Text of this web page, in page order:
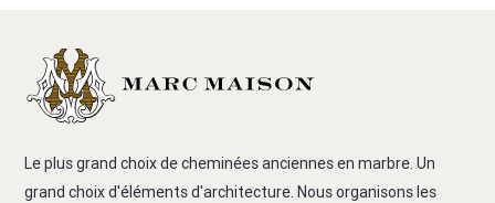
Le plus grand choix de cheminées anciennes en marbre. Un
grand choix d'éléments d'architecture. Nous organisons les